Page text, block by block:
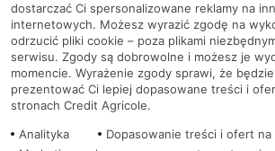
Regulamin serwisu
Mapa serwisu
PolitykaCookies
dostarczać Ci spersonalizowane reklamy na
internetowych. Możesz wyrazić zgodę na
odrzucić pliki cookie – poza plikami
serwisu. Zgody są dobrowolne i możesz je
momencie. Wyrażenie zgody sprawi, że
prezentować Ci lepiej dopasowane treści i
stronach Credit Agricole.
Analityka
Dopasowanie treści i ofert na